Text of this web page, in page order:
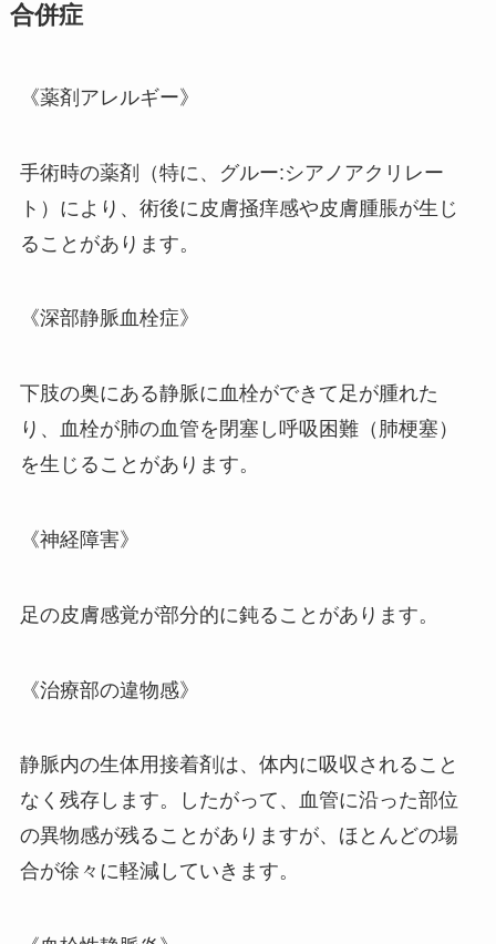
合併症
《薬剤アレルギー》
手術時の薬剤（特に、グルー:シアノアクリレー
ト）により、術後に皮膚掻痒感や皮膚腫脹が生じ
ることがあります。
《深部静脈血栓症》
下肢の奥にある静脈に血栓ができて足が腫れた
り、血栓が肺の血管を閉塞し呼吸困難（肺梗塞）
を生じることがあります。
《神経障害》
足の皮膚感覚が部分的に鈍ることがあります。
《治療部の違物感》
静脈内の生体用接着剤は、体内に吸収されること
なく残存します。したがって、血管に沿った部位
の異物感が残ることがありますが、ほとんどの場
合が徐々に軽減していきます。